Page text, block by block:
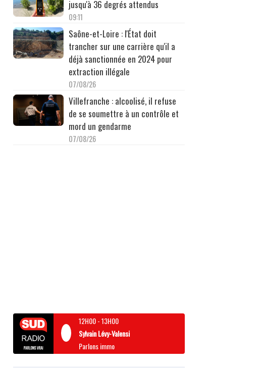
jusqu'à 36 degrés attendus
09:11
Saône-et-Loire : l'État doit
trancher sur une carrière qu'il a
déjà sanctionnée en 2024 pour
extraction illégale
07/08/26
Villefranche : alcoolisé, il refuse
de se soumettre à un contrôle et
mord un gendarme
07/08/26
12H00-13H00
Sylvain Lévy-Valensi
Parlons immo